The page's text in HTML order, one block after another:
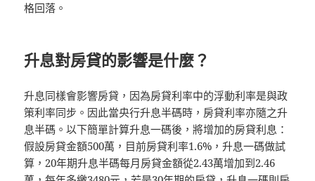
格回落。
升息對房貸的影響是什麼？
升息同樣會影響房貸，因為房貸利率中的浮動利率是與政
策利率同步。因此當央行升息半碼時，房貸利率亦隨之升
息半碼。以下簡單計算升息一碼後，將增加的房貸利息：
假設房貸金額500萬，目前房貸利率1.6%，升息一碼做試
算，20年期升息半碼每月房貸金額從2.43萬增加到2.46